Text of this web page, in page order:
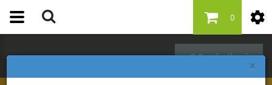
×
Bejelentkezés
0